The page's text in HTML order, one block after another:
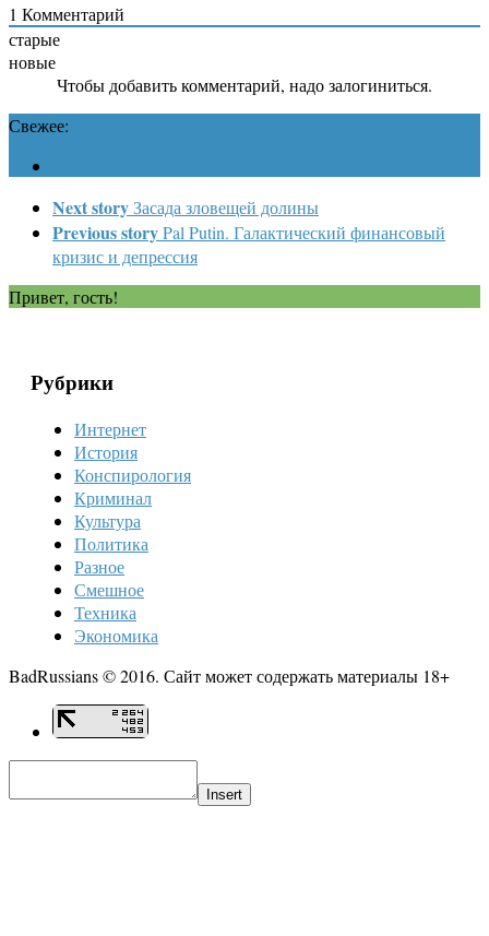
1 Комментарий
старые
новые
Чтобы добавить комментарий, надо залогиниться.
Свежее:
Next storyЗасада зловещей долины
Previous storyPal Putin. Галактический финансовый
кризис и депрессия
Привет, гость!
Рубрики
Интернет
История
Конспирология
Криминал
Культура
Политика
Разное
Смешное
Техника
Экономика
BadRussians © 2016. Сайт может содержать материалы 18+
Insert